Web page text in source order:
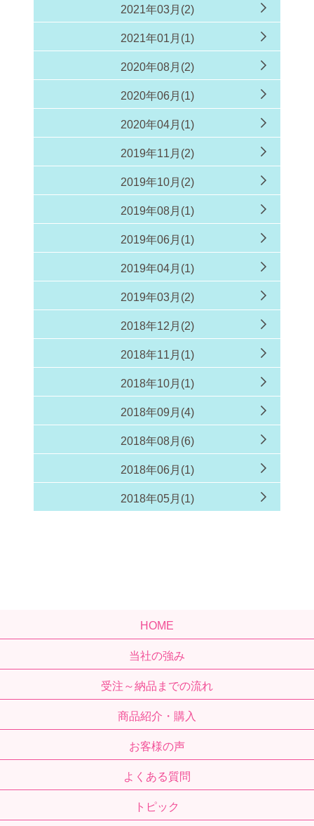
2021年03月(2)
2021年01月(1)
2020年08月(2)
2020年06月(1)
2020年04月(1)
2019年11月(2)
2019年10月(2)
2019年08月(1)
2019年06月(1)
2019年04月(1)
2019年03月(2)
2018年12月(2)
2018年11月(1)
2018年10月(1)
2018年09月(4)
2018年08月(6)
2018年06月(1)
2018年05月(1)
HOME
当社の強み
受注～納品までの流れ
商品紹介・購入
お客様の声
よくある質問
トピック